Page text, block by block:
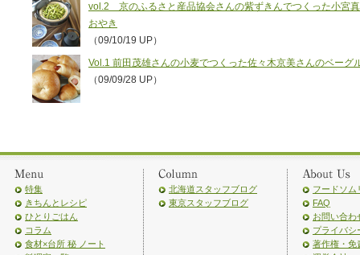
vol.2 京のふるさと産品協会さんの紫ずきんでつくった小宮
おやき
（09/10/19 UP）
Vol.1 前田茂雄さんの小麦でつくった佐々木京美さんのベーグ
（09/09/28 UP）
特集
きちんとレシピ
ひとりごはん
コラム
食材×台所 秘 ノート
北海道スタッフブログ
東京スタッフブログ
フードソム
FAQ
お問い合わ
プライバシ
著作権・免